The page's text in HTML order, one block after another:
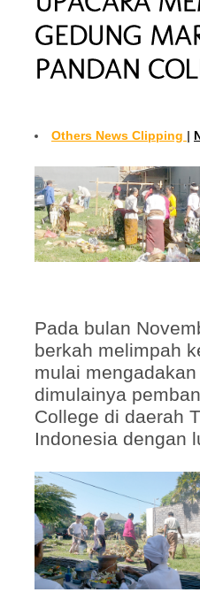
Others News Clipping |
Pada bulan
berkah melimpah
mulai
dimulainya
College di daerah
Indonesia dengan